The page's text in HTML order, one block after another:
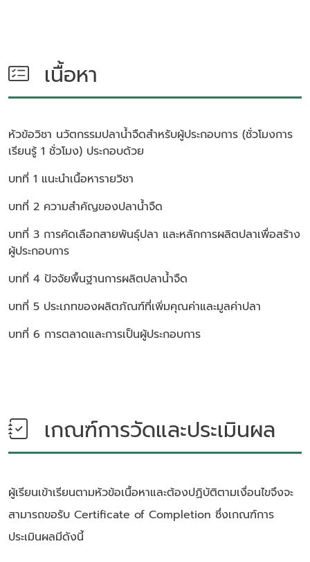
เนื้อหา
หัวข้อวิชา นวัตกรรมปลาน้ำจืดสำหรับผู้ประกอบการ (ชั่วโมงการ
เรียนรู้ 1 ชั่วโมง) ประกอบด้วย
บทที่ 1 แนะนำเนื้อหารายวิชา
บทที่ 2 ความสำคัญของปลาน้ำจืด
บทที่ 3 การคัดเลือกสายพันธุ์ปลา และหลักการผลิตปลาเพื่อสร้าง
ผู้ประกอบการ
บทที่ 4 ปัจจัยพื้นฐานการผลิตปลาน้ำจืด
บทที่ 5 ประเภทของผลิตภัณฑ์ที่เพิ่มคุณค่าและมูลค่าปลา
บทที่ 6 การตลาดและการเป็นผู้ประกอบการ
เกณฑ์การวัดและประเมินผล
ผู้เรียนเข้าเรียนตามหัวข้อเนื้อหาและต้องปฏิบัติตามเงื่อนไขจึงจะ
สามารถขอรับ Certificate of Completion ซึ่งเกณฑ์การ
ประเมินผลมีดังนี้